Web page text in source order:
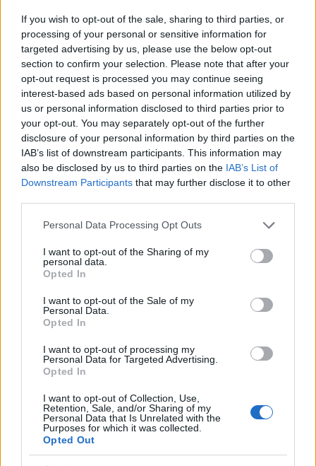
If you wish to opt-out of the sale, sharing to third parties, or
processing of your personal or sensitive information for
targeted advertising by us, please use the below opt-out
section to confirm your selection. Please note that after your
opt-out request is processed you may continue seeing
interest-based ads based on personal information utilized by
us or personal information disclosed to third parties prior to
your opt-out. You may separately opt-out of the further
disclosure of your personal information by third parties on the
IAB’s list of downstream participants. This information may
also be disclosed by us to third parties on the IAB’s List of
Downstream Participants that may further disclose it to other
Please note that this website/app uses one or more Google
not limited to your visit or usage behaviour. You may click to
grant or deny consent to Google and its third-party tags to
use your data for below specified purposes in below Google
consent section.
Personal Data Processing Opt Outs
I want to opt-out of the Sharing of my
personal data.
Opted In
I want to opt-out of the Sale of my
Personal Data.
Opted In
I want to opt-out of processing my
Personal Data for Targeted Advertising.
Opted In
I want to opt-out of Collection, Use,
Retention, Sale, and/or Sharing of my
Personal Data that Is Unrelated with the
Purposes for which it was collected.
Opted Out
sezioneLogindal menù del sito o
cliccandoqui
TEMI: Bracconaggio Sardegna
Notizie in tempo reale?
Entra nel canale telegram di
GalluraOggi.it
Inviaci le tue segnalazioni,
i tuoi video e le tue foto
Su WhatsApp al numero +39
Ricevi le nostre ultime news
daGoogle News
Condividi l'articolo